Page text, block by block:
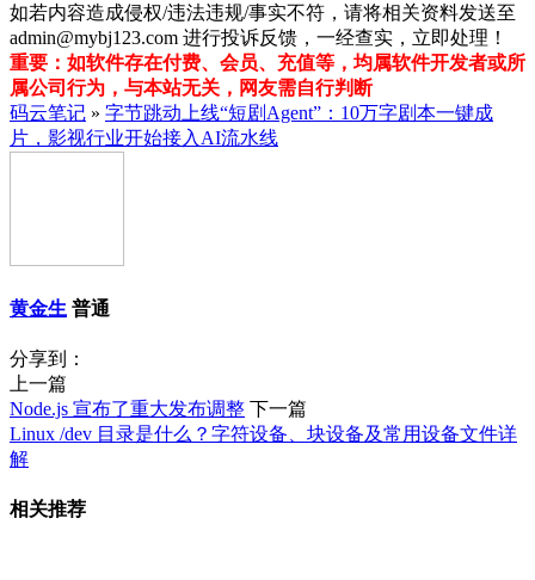
如若内容造成侵权/违法违规/事实不符，请将相关资料发送至
admin@mybj123.com 进行投诉反馈，一经查实，立即处理！
重要：如软件存在付费、会员、充值等，均属软件开发者或所
属公司行为，与本站无关，网友需自行判断
码云笔记 » 字节跳动上线“短剧Agent”：10万字剧本一键成
片，影视行业开始接入AI流水线
黄金生 普通
分享到：
上一篇
Node.js 宣布了重大发布调整 下一篇
Linux /dev 目录是什么？字符设备、块设备及常用设备文件详
解
相关推荐